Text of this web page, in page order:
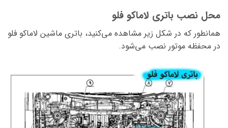
محل نصب باتری لاماکو فلو
همانطور که در شکل زیر مشاهده می‌کنید، باتری ماشین لاماکو فلو
در محفظه موتور نصب می‌شود.